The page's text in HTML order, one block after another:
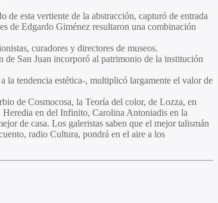
esta vertiente de la abstracción, capturó de entrada
de Edgardo Giménez resultaron una combinación
curadores y directores de museos.
de San Juan incorporó al patrimonio de la institución
la tendencia estética-, multiplicó largamente el valor de
de Cosmocosa, la Teoría del color, de Lozza, en
en del Infinito, Carolina Antoniadis en la
de casa. Los galeristas saben que el mejor talismán
radio Cultura, pondrá en el aire a los